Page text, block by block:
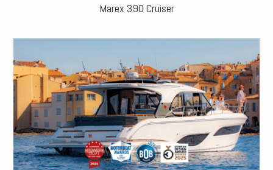
Marex 390 Cruiser